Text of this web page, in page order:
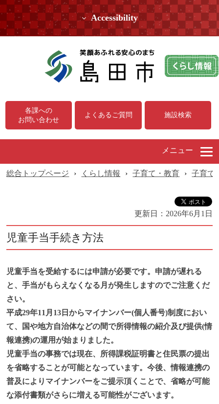
Accessibility
各課への
お問い合わせ
よくあるご質問 施設検索
メニュー
総合トップページ › くらし情報 › 子育て・教育 › 子育て
更新日： 2026年6月1日
児童手当手続き方法
児童手当を受給するには申請が必要です。申請が遅れる
と、手当がもらえなくなる月が発生しますのでご注意くだ
さい。
平成29年11月13日からマイナンバー(個人番号)制度におい
て、国や地方自治体などの間で所得情報の紹介及び提供(情
報連携)の運用が始まりました。
児童手当の事務では現在、所得課税証明書と住民票の提出
を省略することが可能となっています。今後、情報連携の
普及によりマイナンバーをご提示頂くことで、省略が可能
な添付書類がさらに増える可能性がございます。